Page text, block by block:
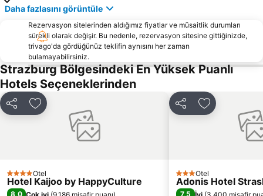
Bourse - Esplanade - Krutenau
Familienpark Funny-World
Restaurant Frankenbourg
Daha fazlasını görüntüle
Rezervasyon sitelerinden aldığımız fiyatlar ve müsaitlik durumları
sürekli olarak değişir. Bu nedenle, rezervasyon sitesine gittiğinizde,
trivago'da gördüğünüz teklifin aynısını her zaman
bulamayabilirsiniz.
Strazburg Bölgesindeki En Yüksek Puanlı
Hotels Seçeneklerinden
Paylaş Favorilerime ekle
4 YıldızOtel
Hotel Kaijoo by HappyCulture
8,0
Paylaş Favorilerime
3 Yıldız
Otel
Adonis Hotel
7,5